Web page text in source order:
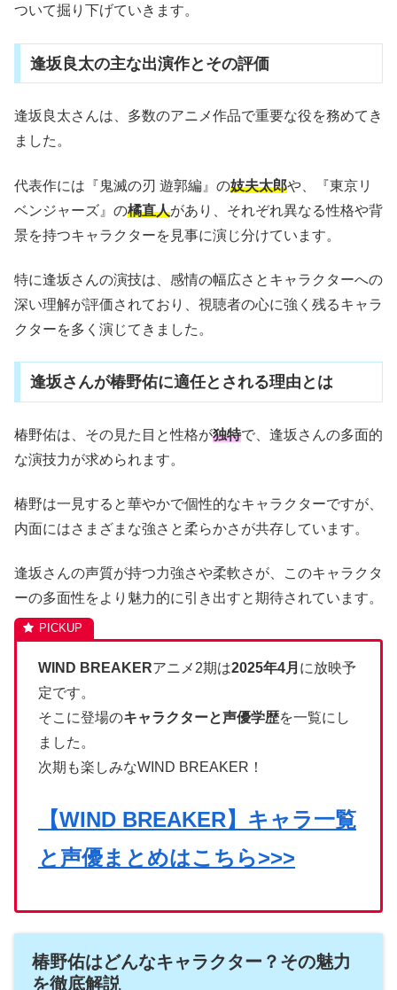
ついて掘り下げていきます。
逢坂良太の主な出演作とその評価
逢坂良太さんは、多数のアニメ作品で重要な役を務めてき
ました。
代表作には『鬼滅の刃 遊郭編』の妓夫太郎や、『東京リ
ベンジャーズ』の橘直人があり、それぞれ異なる性格や背
景を持つキャラクターを見事に演じ分けています。
特に逢坂さんの演技は、感情の幅広さとキャラクターへの
深い理解が評価されており、視聴者の心に強く残るキャラ
クターを多く演じてきました。
逢坂さんが椿野佑に適任とされる理由とは
椿野佑は、その見た目と性格が独特で、逢坂さんの多面的
な演技力が求められます。
椿野は一見すると華やかで個性的なキャラクターですが、
内面にはさまざまな強さと柔らかさが共存しています。
逢坂さんの声質が持つ力強さや柔軟さが、このキャラクタ
ーの多面性をより魅力的に引き出すと期待されています。
WIND BREAKERアニメ2期は2025年4月 に放映予
定です。
そこに登場のキャラクターと声優学歴を一覧にし
ました。
次期も楽しみなWIND BREAKER！
【WIND BREAKER】キャラ一覧
と声優まとめはこちら>>>
椿野佑はどんなキャラクター？その魅力
を徹底解説